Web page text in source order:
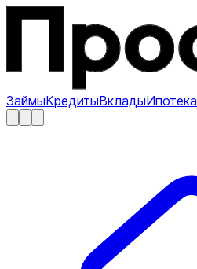
ЗаймыКредитыВкладыИпотека